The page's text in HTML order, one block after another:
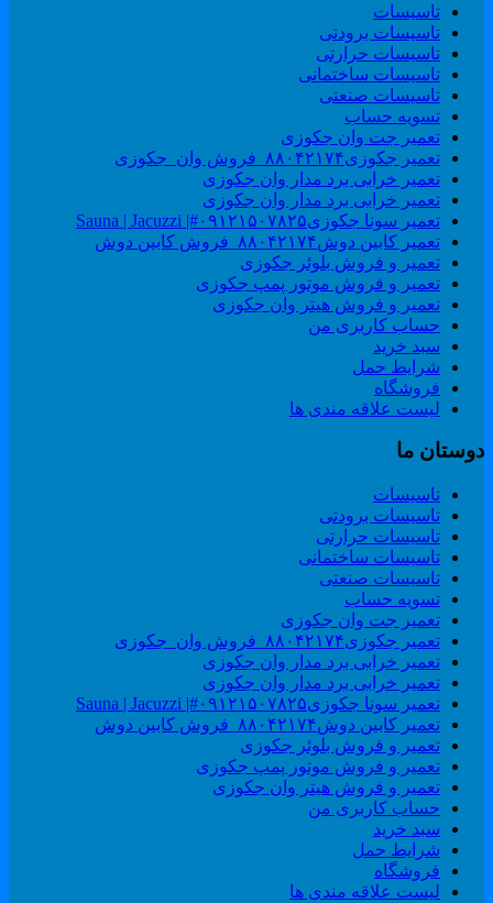
تاسیسات
تاسیسات برودتی
تاسیسات حرارتی
تاسیسات ساختمانی
تاسیسات صنعتی
تسویه حساب
تعمیر جت وان جکوزی
تعمیر جکوزی۸۸۰۴۲۱۷۴_فروش وان_جکوزی
تعمیر خرابی برد مدار وان جکوزی
تعمیر خرابی برد مدار وان جکوزی
تعمیر سونا جکوزی۰۹۱۲۱۵۰۷۸۲۵#| Sauna | Jacuzzi
تعمیر کابین دوش۸۸۰۴۲۱۷۴_فروش کابین دوش
تعمیر و فروش بلوئر جکوزی
تعمیر و فروش موتور پمپ جکوزی
تعمیر و فروش هیتر وان جکوزی
حساب کاربری من
سبد خرید
شرایط حمل
فروشگاه
لیست علاقه مندی ها
ما
تاسیسات
تاسیسات برودتی
تاسیسات حرارتی
تاسیسات ساختمانی
تاسیسات صنعتی
تسویه حساب
تعمیر جت وان جکوزی
تعمیر جکوزی۸۸۰۴۲۱۷۴_فروش وان_جکوزی
تعمیر خرابی برد مدار وان جکوزی
تعمیر خرابی برد مدار وان جکوزی
تعمیر سونا جکوزی۰۹۱۲۱۵۰۷۸۲۵#| Sauna | Jacuzzi
تعمیر کابین دوش۸۸۰۴۲۱۷۴_فروش کابین دوش
تعمیر و فروش بلوئر جکوزی
تعمیر و فروش موتور پمپ جکوزی
تعمیر و فروش هیتر وان جکوزی
حساب کاربری من
سبد خرید
شرایط حمل
فروشگاه
لیست علاقه مندی ها